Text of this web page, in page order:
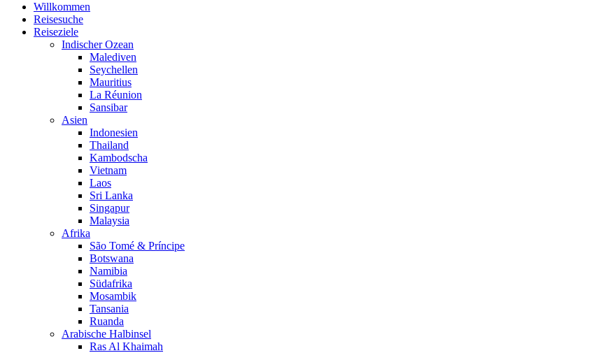
Willkommen
Reisesuche
Reiseziele
Indischer Ozean
Malediven
Seychellen
Mauritius
La Réunion
Sansibar
Asien
Indonesien
Thailand
Kambodscha
Vietnam
Laos
Sri Lanka
Singapur
Malaysia
Afrika
São Tomé & Príncipe
Botswana
Namibia
Südafrika
Mosambik
Tansania
Ruanda
Arabische Halbinsel
Ras Al Khaimah